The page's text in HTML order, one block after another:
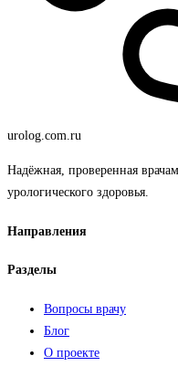
urolog.com.ru
Надёжная, проверенная
урологического здоровья.
Направления
Разделы
Вопросы врачу
Блог
О проекте